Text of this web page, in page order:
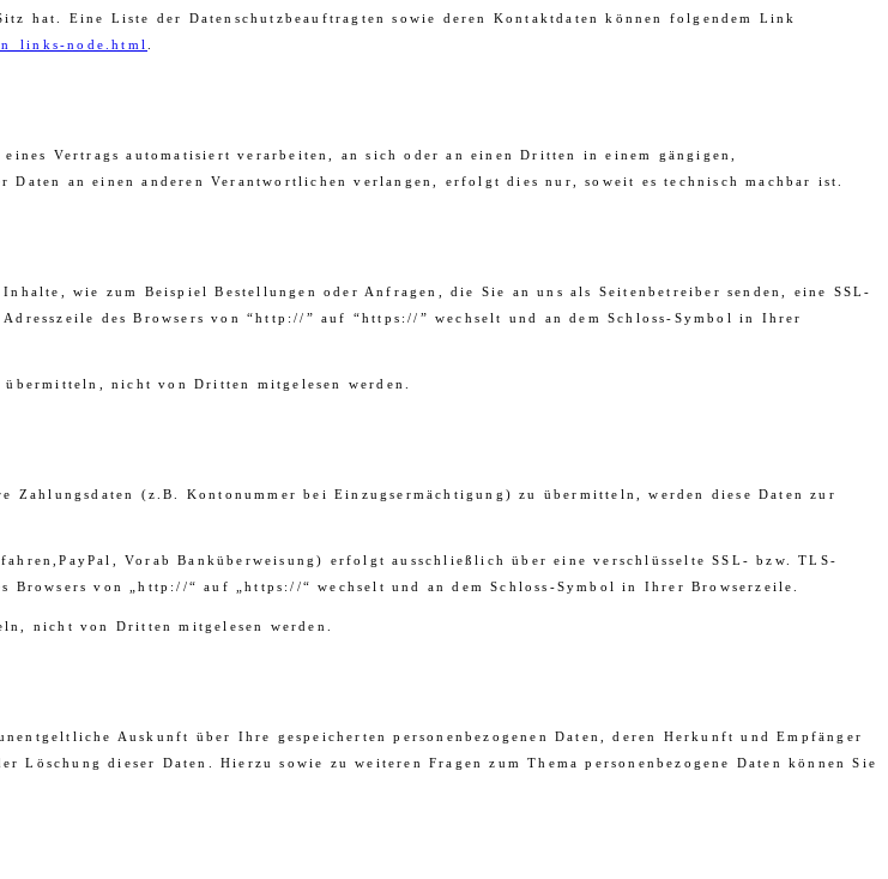
hat. Eine Liste der Datenschutzbeauftragten sowie deren Kontaktdaten können folgendem Link
node.html
Vertrags automatisiert verarbeiten, an sich oder an einen Dritten in einem gängigen,
an einen anderen Verantwortlichen verlangen, erfolgt dies nur, soweit es technisch machbar ist.
wie zum Beispiel Bestellungen oder Anfragen, die Sie an uns als Seitenbetreiber senden, eine SSL-
des Browsers von “http://” auf “https://” wechselt und an dem Schloss-Symbol in Ihrer
nicht von Dritten mitgelesen werden.
(z.B. Kontonummer bei Einzugsermächtigung) zu übermitteln, werden diese Daten zur
Vorab Banküberweisung) erfolgt ausschließlich über eine verschlüsselte SSL- bzw. TLS-
von „http://“ auf „https://“ wechselt und an dem Schloss-Symbol in Ihrer Browserzeile.
nicht von Dritten mitgelesen werden.
Auskunft über Ihre gespeicherten personenbezogenen Daten, deren Herkunft und Empfänger
dieser Daten. Hierzu sowie zu weiteren Fragen zum Thema personenbezogene Daten können Sie